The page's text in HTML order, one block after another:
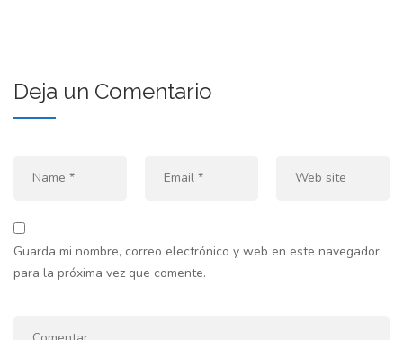
Deja un Comentario
Guarda mi nombre, correo electrónico y web en este navegador
para la próxima vez que comente.